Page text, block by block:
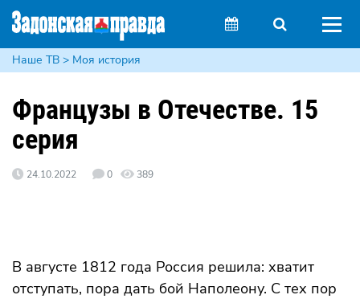
Наше ТВ > Моя история
Французы в Отечестве. 15
серия
24.10.2022 0 389
В августе 1812 года Россия решила: хватит
отступать, пора дать бой Наполеону. С тех пор